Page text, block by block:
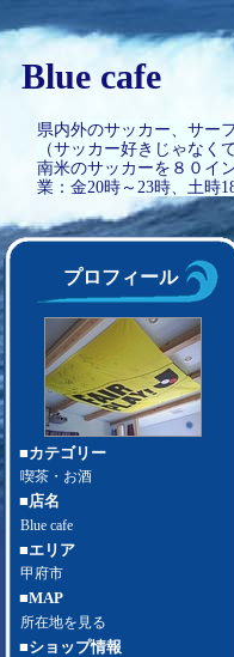
Blue cafe
県内外のサッカー、サー
（サッカー好きじゃな
南米のサッカーを８０イ
業：金20時～23時、土時
プロフィール
■カテゴリー
喫茶・お酒
■店名
Blue cafe
■エリア
甲府市
■MAP
所在地を見る
■ショップ情報